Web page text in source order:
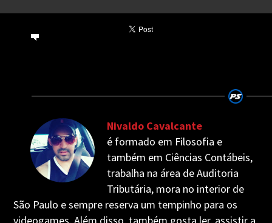
Nivaldo Cavalcante
é formado em Filosofia e
também em Ciências Contábeis,
trabalha na área de Auditoria
Tributária, mora no interior de
São Paulo e sempre reserva um tempinho para os